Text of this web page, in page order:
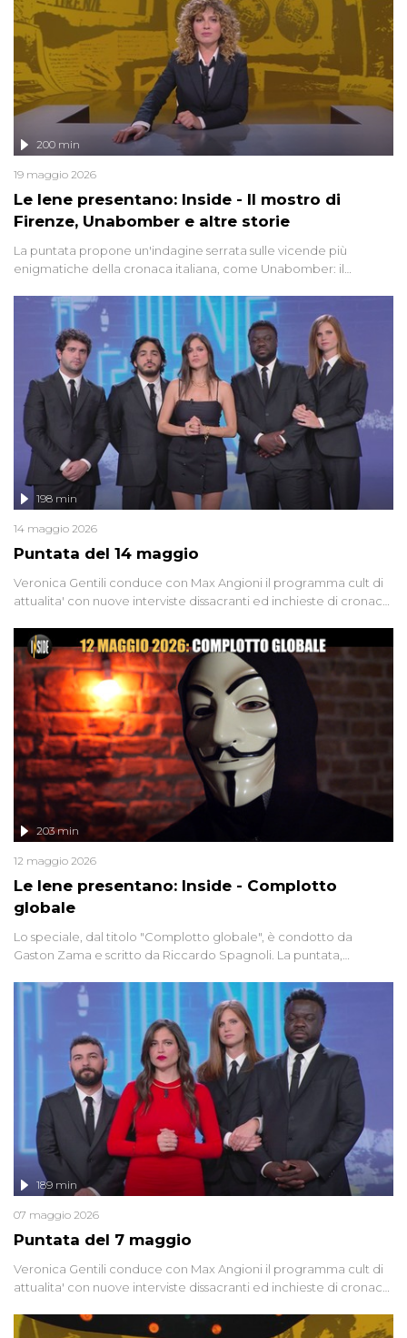
Le Iene presentano: Inside - Il mostro di
Firenze, Unabomber e altre storie
200 min
19 maggio 2026
La puntata propone un'indagine serrata sulle vicende più
enigmatiche della cronaca italiana, come Unabomber: il
'90 e il 2000 che, inquietantemente, potrebbe essere ancora in
libertà. Lo speciale affronta inoltre le zone d'ombra sul Mostro di
Firenze, le cui responsabilità appaiono ancora oggi avvolte in un
groviglio di dubbi mai chiariti. Nel corso dello speciale anche
l'intervista inedita a Olindo Romano, realizzata ne...
Puntata del 14 maggio
198 min
14 maggio 2026
Veronica Gentili conduce con Max Angioni il programma cult di
attualita' con nuove interviste dissacranti ed inchieste di cronaca
Le Iene presentano: Inside - Complotto
globale
203 min
12 maggio 2026
Lo speciale, dal titolo "Complotto globale", è condotto da
Gaston Zama e scritto da Riccardo Spagnoli. La puntata,
racconta l'universo delle narrazioni alternative, dei sospetti
globali e del complottismo che negli ultimi anni hanno invaso
social network, talk show, piazze digitali e immaginario collettivo.
Puntata del 7 maggio
189 min
07 maggio 2026
Veronica Gentili conduce con Max Angioni il programma cult di
attualita' con nuove interviste dissacranti ed inchieste di cronaca